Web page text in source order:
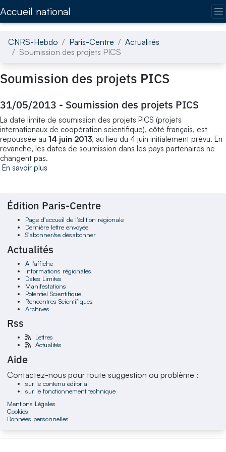
Accueil national
CNRS-Hebdo Paris-Centre
Actualités
Soumission des projets PICS
Soumission des projets PICS
31/05/2013 - Soumission des projets PICS
La date limite de soumission des projets PICS (projets
internationaux de coopération scientifique), côté français, est
repoussée au 14 juin 2013, au lieu du 4 juin initialement prévu. En
revanche, les dates de soumission dans les pays partenaires ne
changent pas.
En savoir plus
Édition Paris-Centre
Page d'accueil de l'édition régionale
Dernière lettre envoyée
S'abonner/se désabonner
Actualités
À l'affiche
Informations régionales
Dates Limites
Manifestations
Potentiel Scientifique
Rencontres Scientifiques
Archives
Rss
Lettres
Actualités
Aide
Contactez-nous pour toute suggestion ou problème :
sur le contenu éditorial
sur le fonctionnement technique
Mentions Légales
Cookies
Données personnelles